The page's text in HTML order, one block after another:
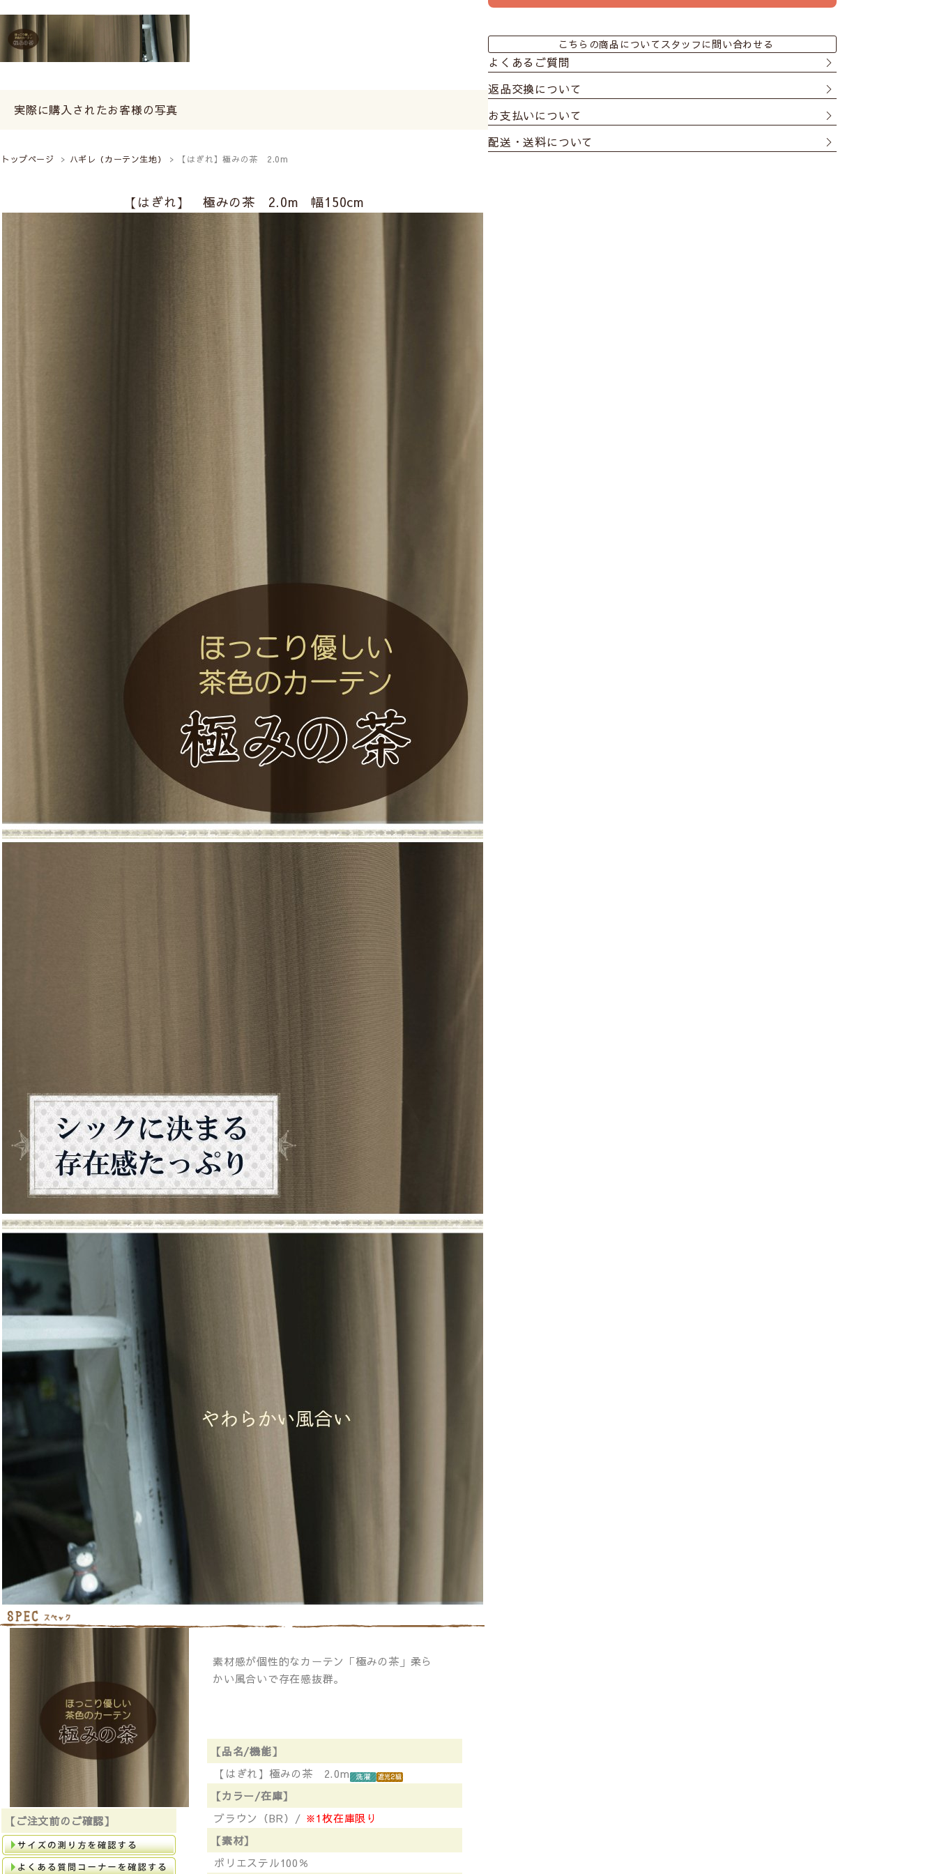
実際に購入されたお客様の写真
トップページ > ハギレ（カーテン生地） > 【はぎれ】極みの茶 2.0m
【はぎれ】 極みの茶 2.0m 幅150cm
【ご注文前のご確認】
素材感が個性的なカーテン「極みの茶」柔ら
かい風合いで存在感抜群。
【品名/機能】
【はぎれ】極みの茶 2.0m
【カラー/在庫】
ブラウン（BR）/ ※1枚在庫限り
【素材】
ポリエステル100％
こちらの商品についてスタッフに問い合わせる
よくあるご質問
返品交換について
お支払いについて
配送・送料について